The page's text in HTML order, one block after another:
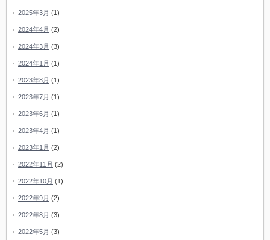
2025年3月 (1)
2024年4月 (2)
2024年3月 (3)
2024年1月 (1)
2023年8月 (1)
2023年7月 (1)
2023年6月 (1)
2023年4月 (1)
2023年1月 (2)
2022年11月 (2)
2022年10月 (1)
2022年9月 (2)
2022年8月 (3)
2022年5月 (3)